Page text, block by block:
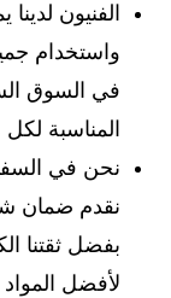
الفنيون
واستخدام
في السوق
المناسبة
نحن في
نقدم ضمان
بفضل ثقتنا
لأفضل المواد